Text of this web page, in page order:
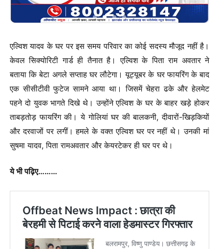
एल्विश यादव के घर पर इस समय परिवार का कोई सदस्य मौजूद नहीं है।
केवल सिक्योरिटी गार्ड ही तैनात है। एल्विश के पिता राम अवतार ने
बताया कि बेटा अगले सप्ताह घर लौटेगा। यूट्यूबर के घर फायरिंग के बाद
एक सीसीटीवी फुटेज सामने आया था। जिसमें चेहरा ढके और हेलमेट
पहने दो युवक भागते दिखे थे। उन्होंने एल्विश के घर के बाहर खड़े होकर
ताबड़तोड़ फायरिंग की। ये गोलियां घर की बालकनी, दीवारों-खिड़कियों
और दरवाजों पर लगीं। हमले के वक्त एल्विश घर पर नहीं थे। उनकी मां
सुषमा यादव, पिता रामअवतार और केयरटेकर ही घर पर थे।
ये भी पढ़िए………